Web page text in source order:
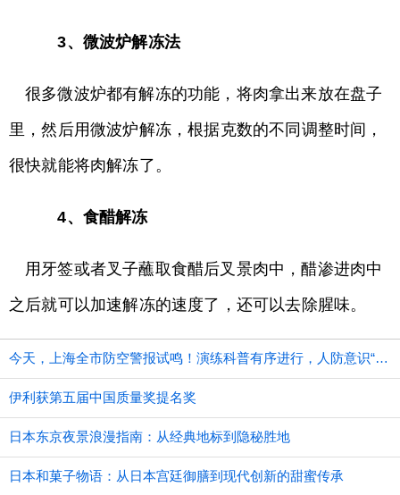
3、微波炉解冻法
很多微波炉都有解冻的功能，将肉拿出来放在盘子
里，然后用微波炉解冻，根据克数的不同调整时间，
很快就能将肉解冻了。
4、食醋解冻
用牙签或者叉子蘸取食醋后叉景肉中，醋渗进肉中
之后就可以加速解冻的速度了，还可以去除腥味。
今天，上海全市防空警报试鸣！演练科普有序进行，人防意识“声入人心”
伊利获第五届中国质量奖提名奖
日本东京夜景浪漫指南：从经典地标到隐秘胜地
日本和菓子物语：从日本宫廷御膳到现代创新的甜蜜传承